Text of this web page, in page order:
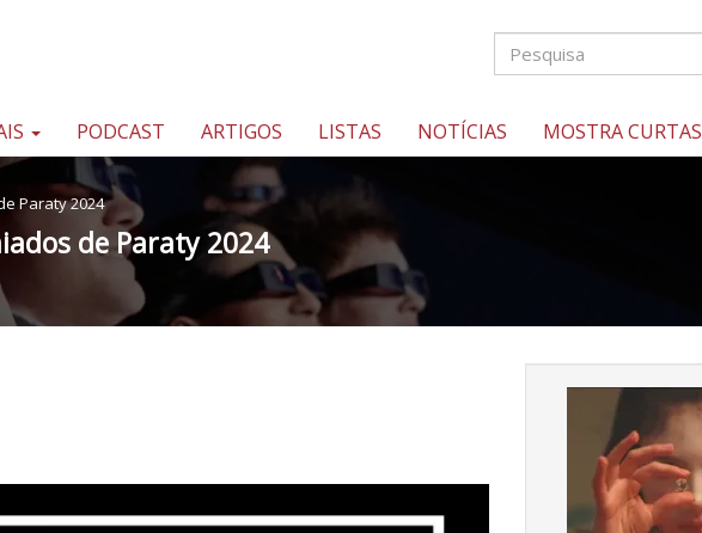
PODCAST ARTIGOS LISTAS NOTÍCIAS MOSTRA CURTAS
Paraty 2024
de Paraty 2024